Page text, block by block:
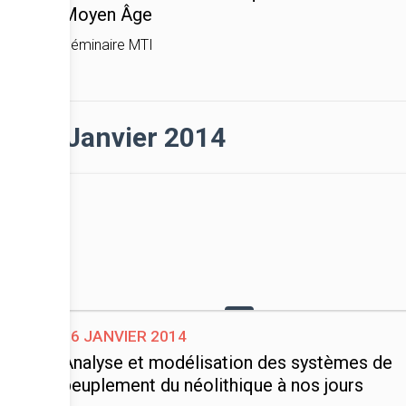
Moyen Âge
Séminaire MTI
Janvier 2014
16 janvier 2014
Analyse et modélisation des systèmes de
peuplement du néolithique à nos jours